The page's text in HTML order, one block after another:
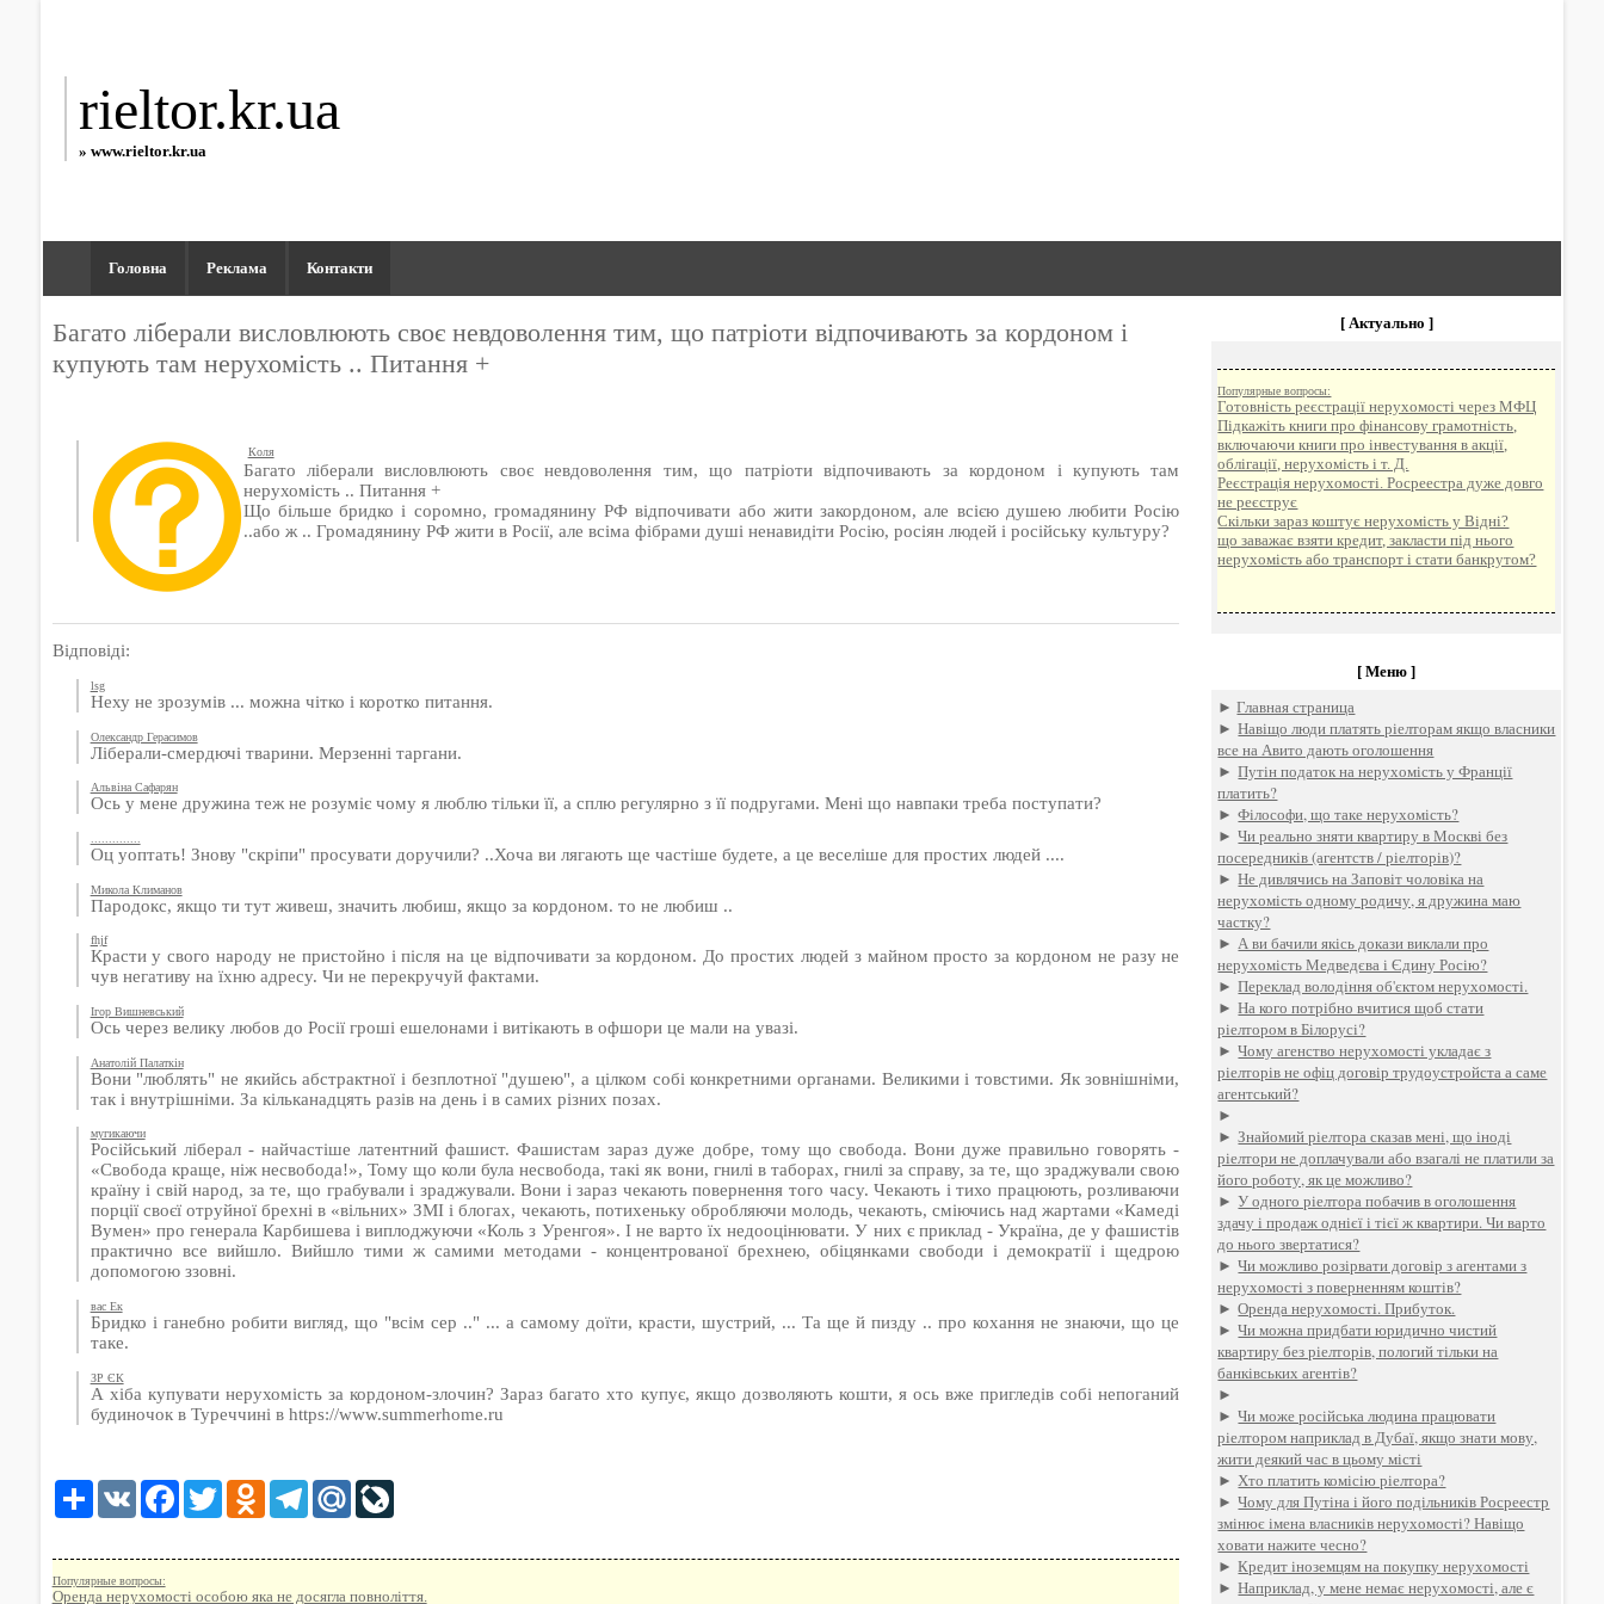
rieltor.kr.ua
» www.rieltor.kr.ua
Головна Реклама Контакти
Багато ліберали висловлюють своє невдоволення тим, що патріоти відпочивають за кордоном і
купують там нерухомість .. Питання +
Коля
Багато ліберали висловлюють своє невдоволення тим, що патріоти відпочивають за кордоном і купують там
нерухомість .. Питання +
Що більше бридко і соромно, громадянину РФ відпочивати або жити закордоном, але всією душею любити Росію
..або ж .. Громадянину РФ жити в Росії, але всіма фібрами душі ненавидіти Росію, росіян людей і російську культуру?
Відповіді:
lsg
Неху не зрозумів ... можна чітко і коротко питання.
Олександр Герасимов
Ліберали-смердючі тварини. Мерзенні таргани.
Альвіна Сафарян
Ось у мене дружина теж не розуміє чому я люблю тільки її, а сплю регулярно з її подругами. Мені що навпаки треба поступати?
Оц yoптать! Знову "скріпи" просувати доручили? ..Хоча ви лягають ще частіше будете, а це веселіше для простих людей ....
Микола Климанов
Пародокс, якщо ти тут живеш, значить любиш, якщо за кордоном. то не любиш ..
fhjf
Красти у свого народу не пристойно і після на це відпочивати за кордоном. До простих людей з майном просто за кордоном не разу не
чув негативу на їхню адресу. Чи не перекручуй фактами.
Ігор Вишневський
Ось через велику любов до Росії гроші ешелонами і витікають в офшори це мали на увазі.
Анатолій Палаткін
Вони "люблять" не якийсь абстрактної і безплотної "душею", а цілком собі конкретними органами. Великими і товстими. Як зовнішніми,
так і внутрішніми. За кільканадцять разів на день і в самих різних позах.
мугикаючи
Російський ліберал - найчастіше латентний фашист. Фашистам зараз дуже добре, тому що свобода. Вони дуже правильно говорять -
«Свобода краще, ніж несвобода!», Тому що коли була несвобода, такі як вони, гнилі в таборах, гнилі за справу, за те, що зраджували свою
країну і свій народ, за те, що грабували і зраджували. Вони і зараз чекають повернення того часу. Чекають і тихо працюють, розливаючи
порції своєї отруйної брехні в «вільних» ЗМІ і блогах, чекають, потихеньку обробляючи молодь, чекають, сміючись над жартами «Камеді
Вумен» про генерала Карбишева і виплоджуючи «Коль з Уренгоя». І не варто їх недооцінювати. У них є приклад - Україна, де у фашистів
практично все вийшло. Вийшло тими ж самими методами - концентрованої брехнею, обіцянками свободи і демократії і щедрою
допомогою ззовні.
вас Ек
Бридко і ганебно робити вигляд, що "всім сер .." ... а самому доїти, красти, шустрий, ... Та ще й пизду .. про кохання не знаючи, що це
таке.
ЗР ЄК
А хіба купувати нерухомість за кордоном-злочин? Зараз багато хто купує, якщо дозволяють кошти, я ось вже пригледів собі непоганий
будиночок в Туреччині в https://www.summerhome.ru
Share VK Facebook
TwitterOdnoklassniki
TelegramMail.RuLiveJournal
Популярные вопросы:
Оренда нерухомості особою яка не досягла повноліття.
[ Актуально ]
Популярные вопросы:
Готовність реєстрації нерухомості через МФЦ
Підкажіть книги про фінансову грамотність,
включаючи книги про інвестування в акції,
облігації, нерухомість і т. Д.
Реєстрація нерухомості. Росреестра дуже довго
не реєструє
Скільки зараз коштує нерухомість у Відні?
що заважає взяти кредит, закласти під нього
нерухомість або транспорт і стати банкрутом?
[ Меню ]
►Главная страница
►Навіщо люди платять ріелторам якщо власники
все на Авито дають оголошення
►Путін податок на нерухомість у Франції
платить?
►Філософи, що таке нерухомість?
►Чи реально зняти квартиру в Москві без
посередників (агентств / ріелторів)?
►Не дивлячись на Заповіт чоловіка на
нерухомість одному родичу, я дружина маю
частку?
►А ви бачили якісь докази виклали про
нерухомість Медведєва і Єдину Росію?
►Переклад володіння об'єктом нерухомості.
►На кого потрібно вчитися щоб стати
ріелтором в Білорусі?
►Чому агенство нерухомості укладає з
ріелторів не офіц договір трудоустройста а саме
агентський?
►
►Знайомий ріелтора сказав мені, що іноді
ріелтори не доплачували або взагалі не платили за
його роботу, як це можливо?
►У одного ріелтора побачив в оголошення
здачу і продаж однієї і тієї ж квартири. Чи варто
до нього звертатися?
►Чи можливо розірвати договір з агентами з
нерухомості з поверненням коштів?
►Оренда нерухомості. Прибуток.
►Чи можна придбати юридично чистий
квартиру без ріелторів, пологий тільки на
банківських агентів?
►
►Чи може російська людина працювати
ріелтором наприклад в Дубаї, якщо знати мову,
жити деякий час в цьому місті
►Хто платить комісію ріелтора?
►Чому для Путіна і його подільників Росреестр
змінює імена власників нерухомості? Навіщо
ховати нажите чесно?
►Кредит іноземцям на покупку нерухомості
►Наприклад, у мене немає нерухомості, але є